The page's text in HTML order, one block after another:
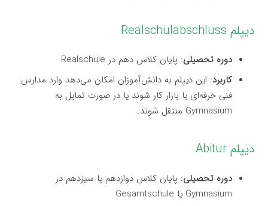
دیپلم Realschulabschluss
دوره تحصیلی: پایان کلاس دهم در Realschule
کاربرد: این دیپلم به دانش‌آموزان امکان می‌دهد وارد مدارس
فنی حرفه‌ای یا بازار کار شوند یا در صورت تمایل به
Gymnasium منتقل شوند.
دیپلم Abitur
دوره تحصیلی: پایان کلاس دوازدهم یا سیزدهم در
Gymnasium یا Gesamtschule